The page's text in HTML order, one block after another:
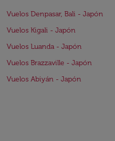
Vuelos Denpasar, Bali - Japón
Vuelos Kigali - Japón
Vuelos Luanda - Japón
Vuelos Brazzaville - Japón
Vuelos Abiyán - Japón